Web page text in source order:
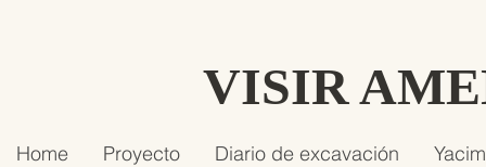
VISIR
Home Proyecto Diario de excavación